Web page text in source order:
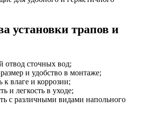
установки трапов и
отвод сточных вод;
и удобство в монтаже;
к влаге и коррозии;
и легкость в уходе;
с различными видами напольного